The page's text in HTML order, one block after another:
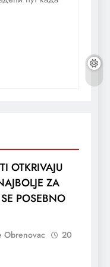
OTKRIVAJU
ZA
POSEBNO
Obrenovac
20